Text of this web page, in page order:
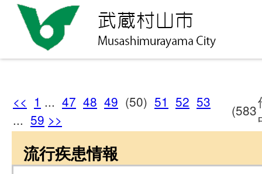
<< 1 ... 47 48 49 (50) 51 52 53
... 59 >>
(583
流行疾患情報